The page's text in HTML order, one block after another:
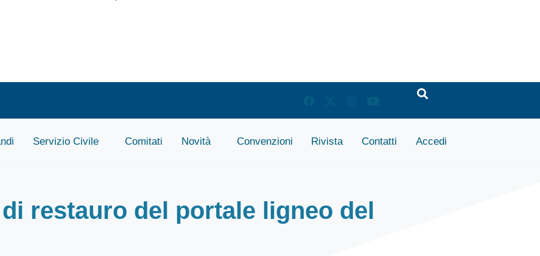
Servizio Civile Comitati Novità Convenzioni Rivista Contatti Accedi
restauro del portale ligneo del